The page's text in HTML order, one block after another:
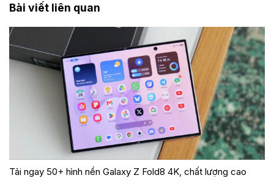
Bài viết liên quan
Tải ngay 50+ hình nền Galaxy Z Fold8 4K, chất lượng cao